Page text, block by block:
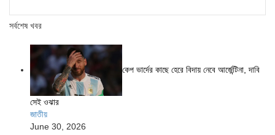
সর্বশেষ খবর
কেপ ভার্দের কাছে হেরে বিদায় নেবে আর্জেন্টিনা, দাবি
সেই ওঝার
জাতীয়
June 30, 2026